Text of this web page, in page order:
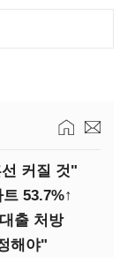
커질 것"
53.7%↑
출 처방
해야"